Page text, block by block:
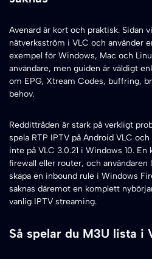
Avenard är kort och praktisk. Sidan
nätverksström i VLC och använder
exempel för Windows, Mac och
användare, men guiden är väldigt
om EPG, Xtream Codes, buffring,
behov.
Reddittråden är stark på verkligt
spela RTP IPTV på Android VLC
inte på VLC 3.0.21 i Windows 10.
firewall eller router, och
skapa en inbound rule i Windows
saknas däremot en komplett
vanlig IPTV streaming.
Så spelar du M3U lista i